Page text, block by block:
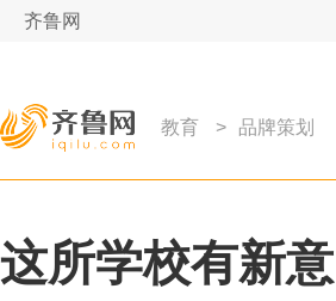
齐鲁网
教育 > 品牌策划
这所学校有新